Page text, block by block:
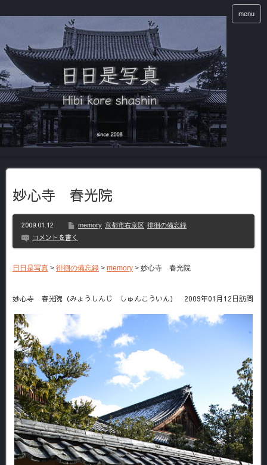
menu
妙心寺 春光院
2009.01.12 memory 京都市右京区 徘徊の備忘録
コメントを書く
日日是写真 > 徘徊の備忘録 > memory > 妙心寺 春光院
妙心寺 春光院（みょうしんじ しゅんこういん） 2009年01月12日訪問